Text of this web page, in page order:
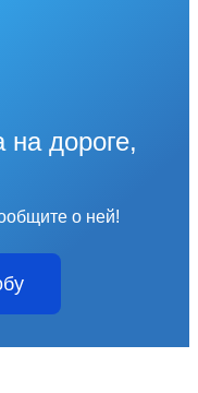
дороге,
о ней!